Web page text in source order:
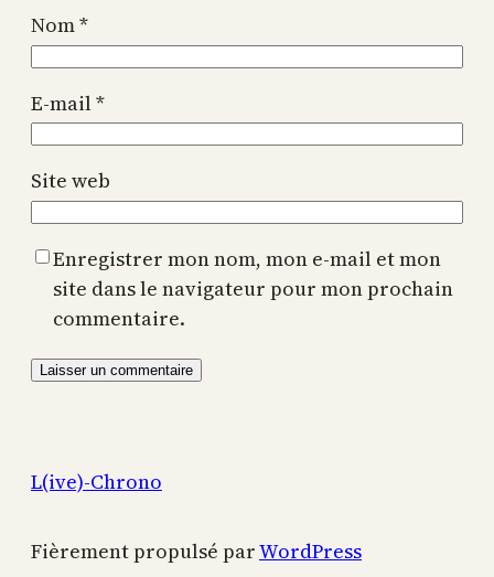
Nom*
E-mail*
Site web
Enregistrer mon nom, mon e-mail et mon
site dans le navigateur pour mon prochain
commentaire.
L(ive)-Chrono
Fièrement propulsé parWordPress